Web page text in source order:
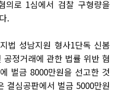
의로 1심에서 검찰 구형량을
.
법 성남지원 형사1단독 신봄
정거래에 관한 법률 위반 혐
벌금 8000만원을 선고한 것
결심공판에서 벌금 5000만원